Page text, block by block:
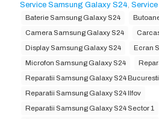
Service Samsung Galaxy S24,
Baterie Samsung Galaxy S24
Camera Samsung Galaxy S24
Display Samsung Galaxy S24 Ecran
Microfon Samsung Galaxy S24
Reparatii Samsung Galaxy S24 Bucuresti
Reparatii Samsung Galaxy S24 Ilfov
Reparatii Samsung Galaxy S24 Sector 1